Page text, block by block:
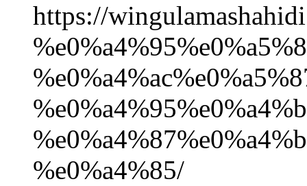
https://
%e0%a4%85/